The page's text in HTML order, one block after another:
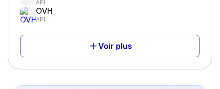
API
OVH
API
Voir plus